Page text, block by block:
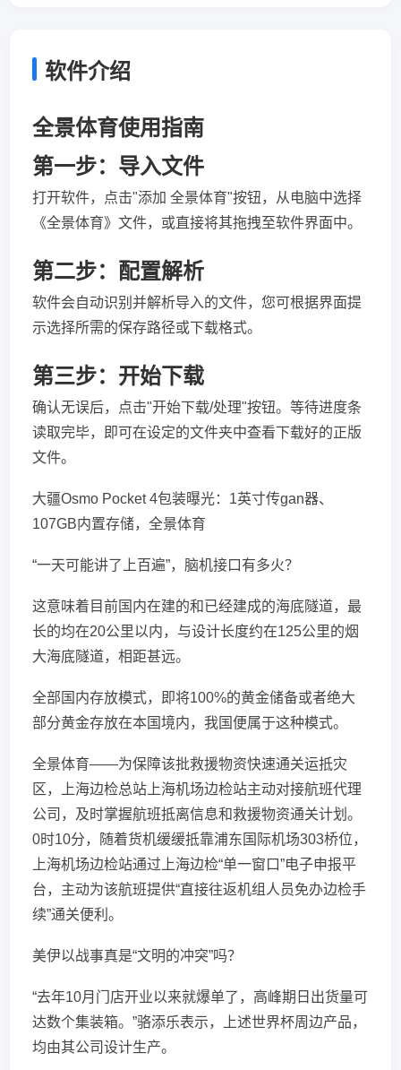
软件介绍
全景体育使用指南
第一步：导入文件
打开软件，点击"添加 全景体育"按钮，从电脑中选择
《全景体育》文件，或直接将其拖拽至软件界面中。
第二步：配置解析
软件会自动识别并解析导入的文件，您可根据界面提
示选择所需的保存路径或下载格式。
第三步：开始下载
确认无误后，点击"开始下载/处理"按钮。等待进度条
读取完毕，即可在设定的文件夹中查看下载好的正版
文件。
大疆Osmo Pocket 4包装曝光：1英寸传gan器、
107GB内置存储，全景体育
“一天可能讲了上百遍”，脑机接口有多火？
这意味着目前国内在建的和已经建成的海底隧道，最
长的均在20公里以内，与设计长度约在125公里的烟
大海底隧道，相距甚远。
全部国内存放模式，即将100%的黄金储备或者绝大
部分黄金存放在本国境内，我国便属于这种模式。
全景体育——为保障该批救援物资快速通关运抵灾
区，上海边检总站上海机场边检站主动对接航班代理
公司，及时掌握航班抵离信息和救援物资通关计划。
0时10分，随着货机缓缓抵靠浦东国际机场303桥位，
上海机场边检站通过上海边检“单一窗口”电子申报平
台，主动为该航班提供“直接往返机组人员免办边检手
续”通关便利。
美伊以战事真是“文明的冲突”吗？
“去年10月门店开业以来就爆单了，高峰期日出货量可
达数个集装箱。”骆添乐表示，上述世界杯周边产品，
均由其公司设计生产。